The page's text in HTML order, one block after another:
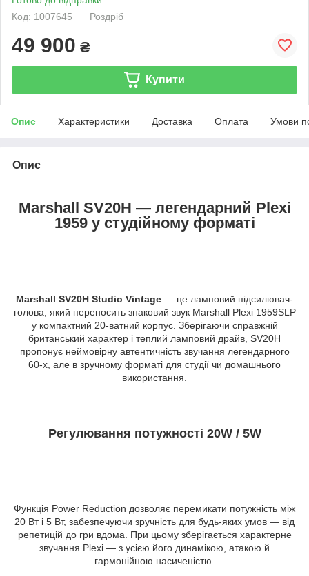
Код: 1007645
Роздріб
49 900 ₴
Купити
Опис Характеристики Доставка Оплата Умови
Опис
Marshall SV20H — легендарний Plexi
1959 у студійному форматі
Marshall SV20H Studio Vintage — це ламповий підсилювач-
голова, який переносить знаковий звук Marshall Plexi 1959SLP
у компактний 20-ватний корпус. Зберігаючи справжній
британський характер і теплий ламповий драйв, SV20H
пропонує неймовірну автентичність звучання легендарного
60-х, але в зручному форматі для студії чи домашнього
використання.
Регулювання потужності 20W / 5W
Функція Power Reduction дозволяє перемикати потужність між
20 Вт і 5 Вт, забезпечуючи зручність для будь-яких умов — від
репетицій до гри вдома. При цьому зберігається характерне
звучання Plexi — з усією його динамікою, атакою й
гармонійною насиченістю.